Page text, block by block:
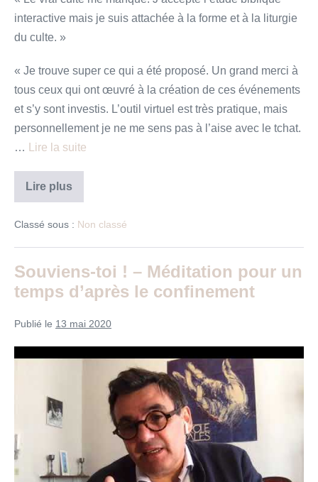
interactive mais je suis attachée à la forme et à la liturgie
du culte. »
« Je trouve super ce qui a été proposé. Un grand merci à
tous ceux qui ont œuvré à la création de ces événements
et s’y sont investis. L’outil virtuel est très pratique, mais
personnellement je ne me sens pas à l’aise avec le tchat.
…
Lire la suite
Lire plusFlorilège
réponses
au
Classé sous : Non classé
Souviens-toi ! – Méditation pour un
temps d’après le confinement
Publié le 13 mai 2020
Méditation
pour
un